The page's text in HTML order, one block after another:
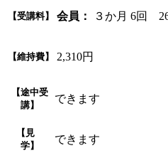
【受講料】 会員： ３か月 6回
【維持費】 2,310円
【途中受
講】
できます
【見
学】
できます